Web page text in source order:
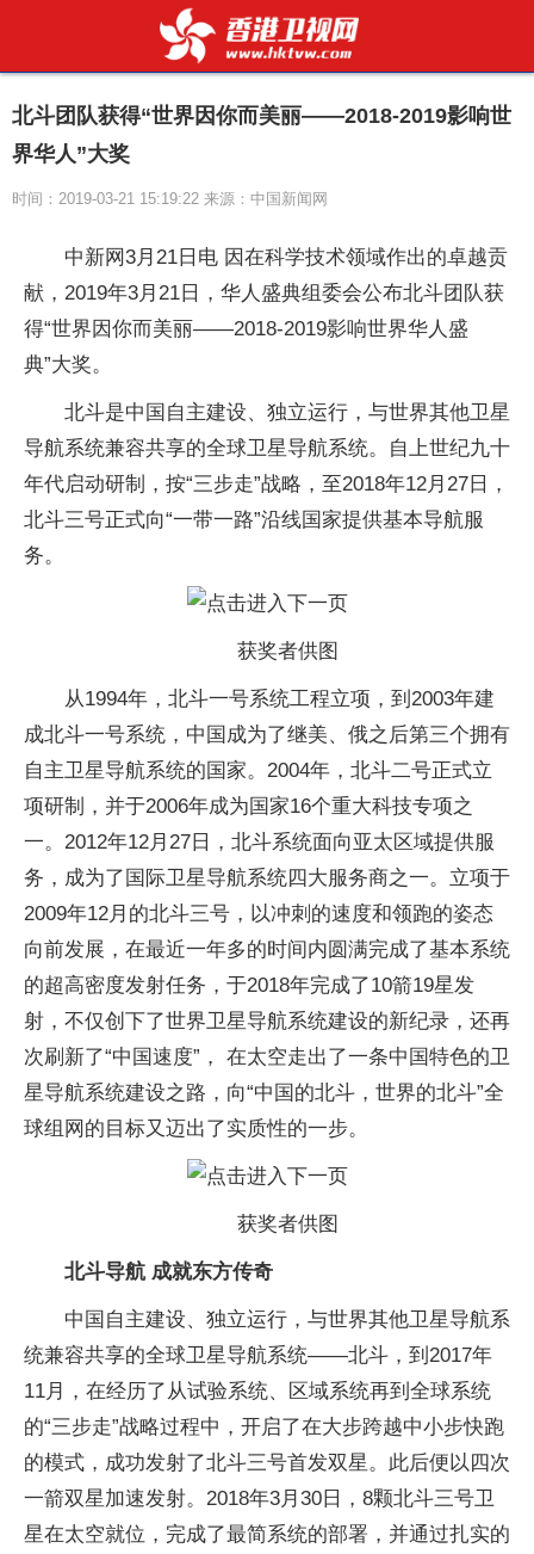
北斗团队获得“世界因你而美丽——2018-2019影响世
界华人”大奖
时间：2019-03-21 15:19:22 来源：中国新闻网
中新网3月21日电 因在科学技术领域作出的卓越贡
献，2019年3月21日，华人盛典组委会公布北斗团队获
得“世界因你而美丽——2018-2019影响世界华人盛
典”大奖。
北斗是中国自主建设、独立运行，与世界其他卫星
导航系统兼容共享的全球卫星导航系统。自上世纪九十
年代启动研制，按“三步走”战略，至2018年12月27日，
北斗三号正式向“一带一路”沿线国家提供基本导航服
务。
获奖者供图
从1994年，北斗一号系统工程立项，到2003年建
成北斗一号系统，中国成为了继美、俄之后第三个拥有
自主卫星导航系统的国家。2004年，北斗二号正式立
项研制，并于2006年成为国家16个重大科技专项之
一。2012年12月27日，北斗系统面向亚太区域提供服
务，成为了国际卫星导航系统四大服务商之一。立项于
2009年12月的北斗三号，以冲刺的速度和领跑的姿态
向前发展，在最近一年多的时间内圆满完成了基本系统
的超高密度发射任务，于2018年完成了10箭19星发
射，不仅创下了世界卫星导航系统建设的新纪录，还再
次刷新了“中国速度”， 在太空走出了一条中国特色的卫
星导航系统建设之路，向“中国的北斗，世界的北斗”全
球组网的目标又迈出了实质性的一步。
获奖者供图
北斗导航 成就东方传奇
中国自主建设、独立运行，与世界其他卫星导航系
统兼容共享的全球卫星导航系统——北斗，到2017年
11月，在经历了从试验系统、区域系统再到全球系统
的“三步走”战略过程中，开启了在大步跨越中小步快跑
的模式，成功发射了北斗三号首发双星。此后便以四次
一箭双星加速发射。2018年3月30日，8颗北斗三号卫
星在太空就位，完成了最简系统的部署，并通过扎实的